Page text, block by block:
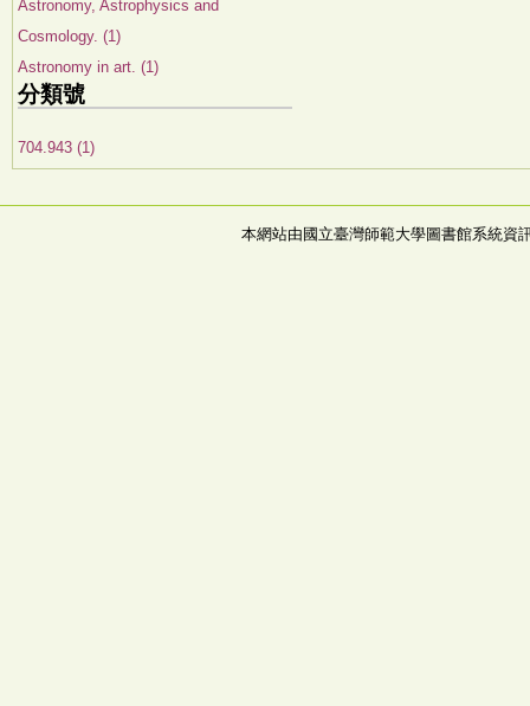
Astronomy, Astrophysics and
Cosmology. (1)
Astronomy in art. (1)
分類號
704.943 (1)
本網站由國立臺灣師範大學圖書館系統資